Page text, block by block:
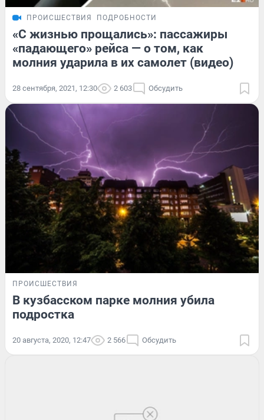
ПРОИСШЕСТВИЯ ПОДРОБНОСТИ
«C жизнью прощались»: пассажиры
«падающего» рейса — о том, как
молния ударила в их самолет (видео)
28 сентября, 2021, 12:30 2 603 Обсудить
ПРОИСШЕСТВИЯ
В кузбасском парке молния убила
подростка
20 августа, 2020, 12:47 2 566 Обсудить